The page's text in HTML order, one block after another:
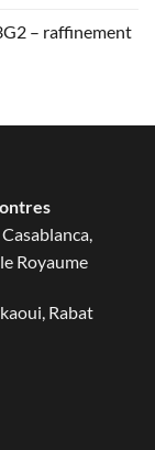
– raffinement
Royaume
Rabat